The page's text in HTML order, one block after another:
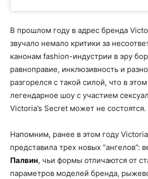
В прошлом году в адрес бренда
звучало немало критики за
канонам fashion-индустрии в эру
равноправие, инклюзивность и
разгорелся с такой силой, что в
легендарное шоу с участием
Victoria’s Secret может не состоятся.
Напомним, ранее в этом году
представила трех новых “ангелов”:
Палвин, чьи формы отличаются от
параметров моделей бренда,